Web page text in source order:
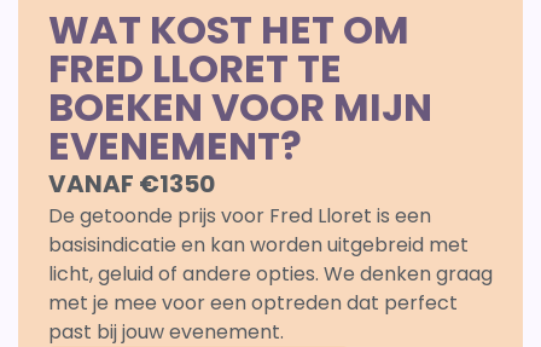
WAT KOST HET OM
FRED LLORET TE
BOEKEN VOOR MIJN
EVENEMENT?
VANAF €1350
De getoonde prijs voor Fred Lloret is een
basisindicatie en kan worden uitgebreid met
licht, geluid of andere opties. We denken graag
met je mee voor een optreden dat perfect
past bij jouw evenement.